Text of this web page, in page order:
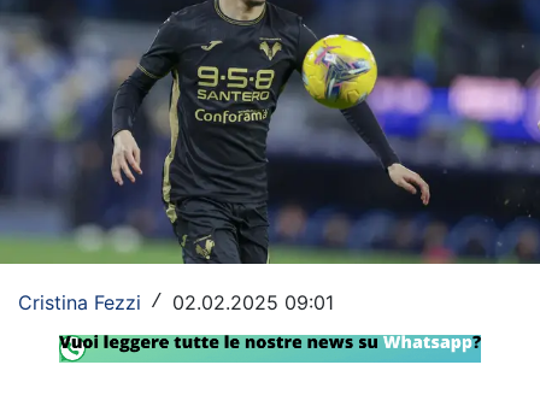
Champions League
Europa League
Altri Sport
Formula 1
Tennis
Vela
SHOP LAZIO
Cristina Fezzi / 02.02.2025 09:01